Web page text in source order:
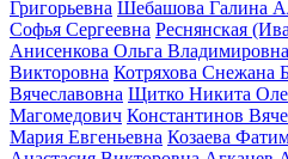
Григорьевна Шебашова Галина
Софья Сергеевна Реснянская
Анисенкова Ольга Владимировна
Викторовна Котряхова Снежана
Вячеславовна Щитко Никита
Магомедович Константинов
Мария Евгеньевна Козаева